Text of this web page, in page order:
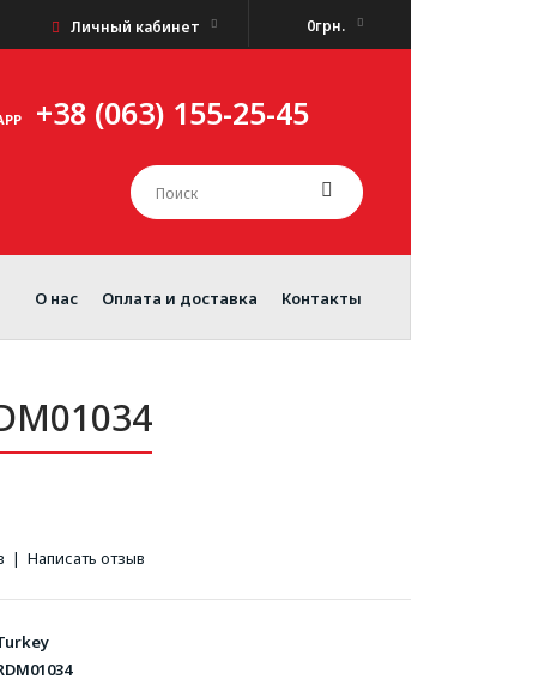
0грн.
Личный кабинет
+38 (063) 155-25-45
Контакты
Оплата и доставка
О нас
| Написать отзыв